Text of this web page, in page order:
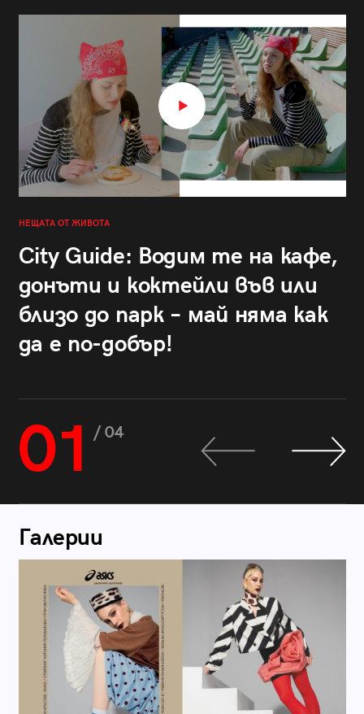
НЕЩАТА ОТ ЖИВОТА
City Guide: Водим те на кафе,
донъти и коктейли във или
близо до парк – май няма как
да е по-добър!
01 / 04
Галерии